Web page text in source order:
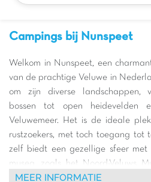
Campings bij Nunspeet
Welkom in Nunspeet, een
van de prachtige Veluwe in
om zijn diverse landschappen,
bossen tot open heidevelden
Veluwemeer. Het is de ideale
rustzoekers, met toch toegang tot
zelf biedt een gezellige sfeer met
musea, zoals het Noord-Veluws
geschiedenis belicht.
MEER INFORMATIE